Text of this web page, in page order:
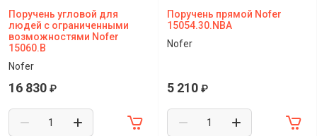
Поручень угловой для
людей с ограниченными
возможностями Nofer
15060.B
Nofer
16 830 ₽
Поручень прямой Nofer
15054.30.NBA
Nofer
5 210 ₽